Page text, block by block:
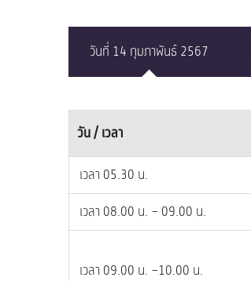
วันที่ 14 กุมภาพันธ์ 2567
วัน / เวลา
เวลา 05.30 น.
เวลา 08.00 น. – 09.00 น.
เวลา 09.00 น. –10.00 น.